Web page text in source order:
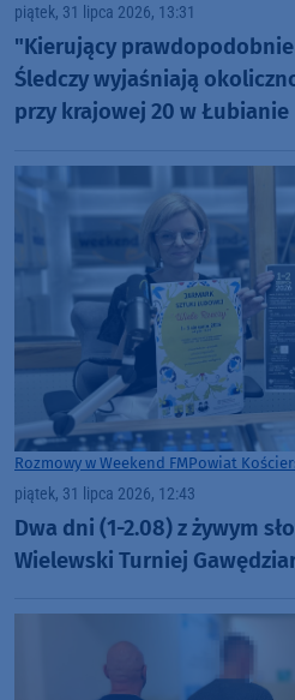
piątek, 31 lipca 2026, 13:31
"Kierujący prawdopodobnie
Śledczy wyjaśniają
przy krajowej 20 w Łubianie
Rozmowy w Weekend FMPowiat
piątek, 31 lipca 2026, 12:43
Dwa dni (1-2.08) z żywym
Wielewski Turniej